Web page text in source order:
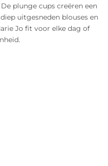
plunge cups creëren een
uitgesneden blouses en
Jo fit voor elke dag of